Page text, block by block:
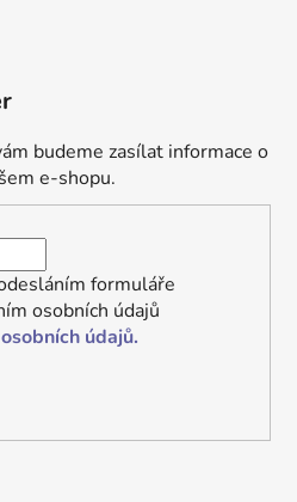
budeme zasílat informace o
e-shopu.
formuláře
osobních údajů
údajů.